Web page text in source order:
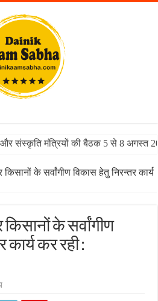
संस्कृति मंत्रियों की बैठक 5 से 8 अगस्त
के सर्वांगीण विकास हेतु निरन्तर कार्य
के सर्वांगीण
कार्य कर रही :